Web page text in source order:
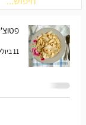
פטוצ'יני
11 ביולי 2025